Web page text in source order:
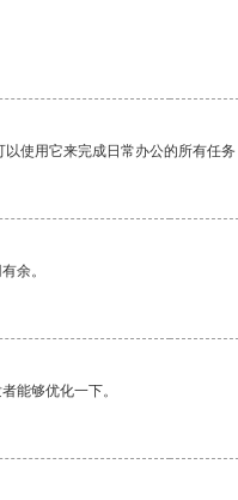
使用它来完成日常办公的所有任务
余。
能够优化一下。